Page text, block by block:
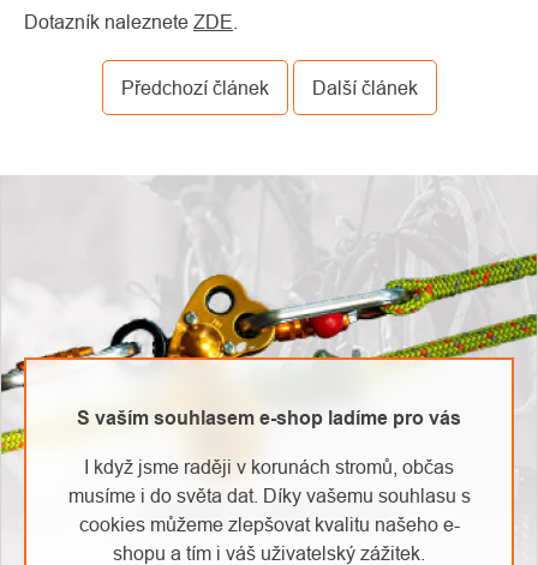
S vaším souhlasem e-shop ladíme pro vás
I když jsme raději v korunách stromů, občas
musíme i do světa dat. Díky vašemu souhlasu s
cookies můžeme zlepšovat kvalitu našeho e-
shopu a tím i váš uživatelský zážitek.
nás
Kontakty
Dotazník naleznete ZDE
Předchozí článek Další článek
ODEBÍRAT NEWSLETTER